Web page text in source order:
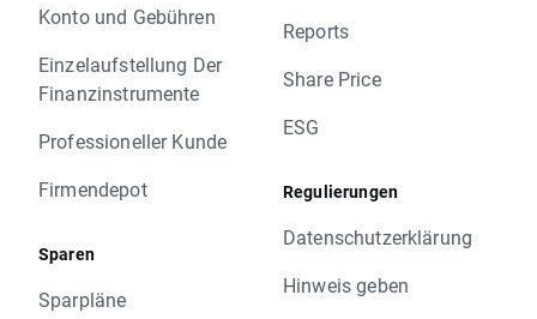
Konto und Gebühren
Einzelaufstellung Der
Finanzinstrumente
Professioneller Kunde
Firmendepot
Sparen
Sparpläne
Reports
Share Price
ESG
Regulierungen
Datenschutzerklärung
Hinweis geben